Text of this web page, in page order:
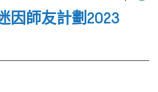
因師友計劃2023